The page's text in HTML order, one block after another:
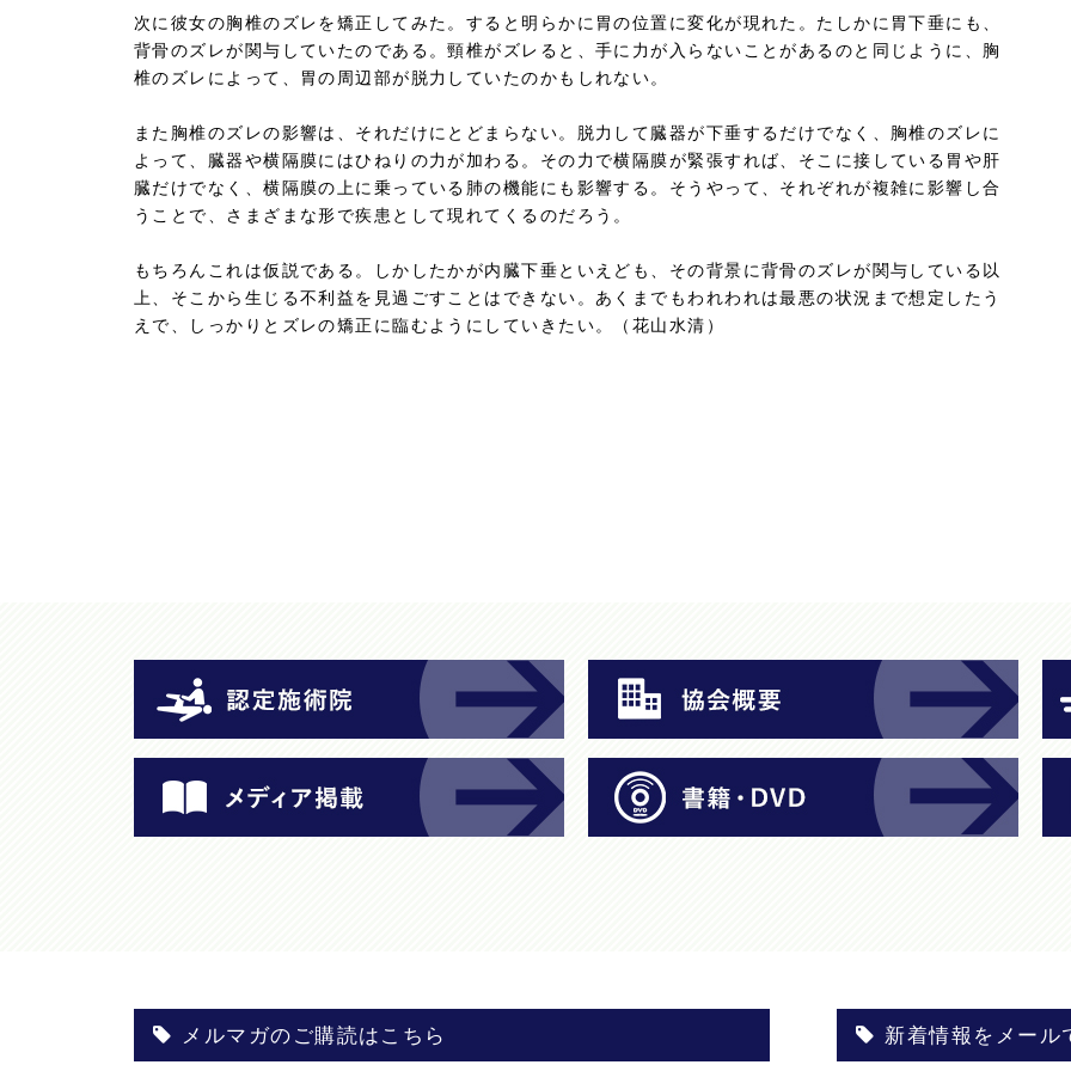
次に彼女の胸椎のズレを矯正してみた。すると明らかに胃の位置に変化が現れた。たしかに胃下垂にも、
背骨のズレが関与していたのである。頸椎がズレると、手に力が入らないことがあるのと同じように、胸
椎のズレによって、胃の周辺部が脱力していたのかもしれない。
また胸椎のズレの影響は、それだけにとどまらない。脱力して臓器が下垂するだけでなく、胸椎のズレに
よって、臓器や横隔膜にはひねりの力が加わる。その力で横隔膜が緊張すれば、そこに接している胃や肝
臓だけでなく、横隔膜の上に乗っている肺の機能にも影響する。そうやって、それぞれが複雑に影響し合
うことで、さまざまな形で疾患として現れてくるのだろう。
もちろんこれは仮説である。しかしたかが内臓下垂といえども、その背景に背骨のズレが関与している以
上、そこから生じる不利益を見過ごすことはできない。あくまでもわれわれは最悪の状況まで想定したう
えで、しっかりとズレの矯正に臨むようにしていきたい。（花山水清）
メルマガのご購読はこちら 新着情報をメール